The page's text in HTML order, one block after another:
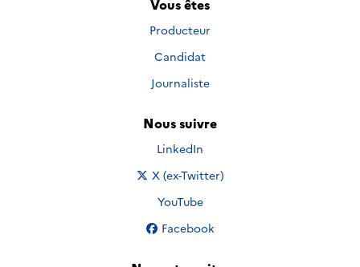
Vous êtes
Producteur
Candidat
Journaliste
Nous suivre
Nous suivre sur
LinkedIn
Nous suivre sur
X (ex-Twitter)
Nous suivre sur
YouTube
Nous suivre sur
Facebook